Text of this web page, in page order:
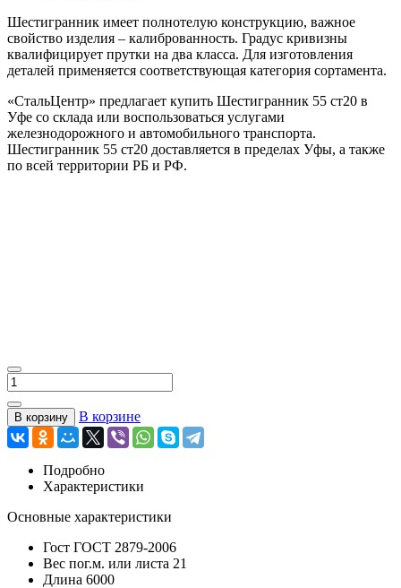
Шестигранник имеет полнотелую конструкцию, важное
свойство изделия – калиброванность. Градус кривизны
квалифицирует прутки на два класса. Для изготовления
деталей применяется соответствующая категория сортамента.
«СтальЦентр» предлагает купить Шестигранник 55 ст20 в
Уфе со склада или воспользоваться услугами
железнодорожного и автомобильного транспорта.
Шестигранник 55 ст20 доставляется в пределах Уфы, а также
по всей территории РБ и РФ.
В корзину В корзине
Подробно
Характеристики
Основные характеристики
Гост ГОСТ 2879-2006
Вес пог.м. или листа 21
Длина 6000